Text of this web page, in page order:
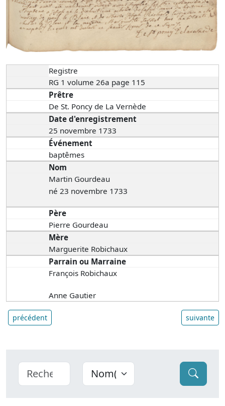
Registre
RG 1 volume 26a page 115
Prêtre
De St. Poncy de La Vernède
Date d'enregistrement
25 novembre 1733
Événement
baptêmes
Nom
Martin Gourdeau
né 23 novembre 1733
Père
Pierre Gourdeau
Mère
Marguerite Robichaux
Parrain ou Marraine
François Robichaux
Anne Gautier
précédent suivante